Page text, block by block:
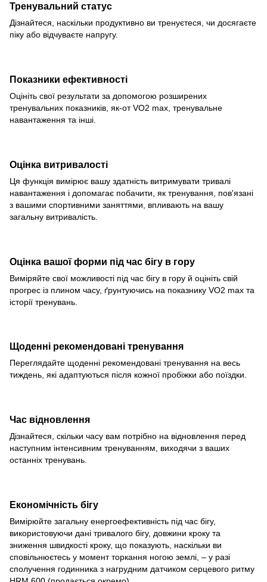
Тренувальний статус
Дізнайтеся, наскільки продуктивно ви тренуєтеся, чи досягаєте
піку або відчуваєте напругу.
Показники ефективності
Оцініть свої результати за допомогою розширених
тренувальних показників, як-от VO2 max, тренувальне
навантаження та інші.
Оцінка витривалості
Ця функція вимірює вашу здатність витримувати тривалі
навантаження і допомагає побачити, як тренування, пов'язані
з вашими спортивними заняттями, впливають на вашу
загальну витривалість.
Оцінка вашої форми під час бігу в гору
Виміряйте свої можливості під час бігу в гору й оцініть свій
прогрес із плином часу, ґрунтуючись на показнику VO2 max та
історії тренувань.
Щоденні рекомендовані тренування
Переглядайте щоденні рекомендовані тренування на весь
тиждень, які адаптуються після кожної пробіжки або поїздки.
Час відновлення
Дізнайтеся, скільки часу вам потрібно на відновлення перед
наступним інтенсивним тренуванням, виходячи з ваших
останніх тренувань.
Економічність бігу
Вимірюйте загальну енергоефективність під час бігу,
використовуючи дані тривалого бігу, довжини кроку та
зниження швидкості кроку, що показують, наскільки ви
сповільнюєтесь у момент торкання ногою землі, – у разі
сполучення годинника з нагрудним датчиком серцевого ритму